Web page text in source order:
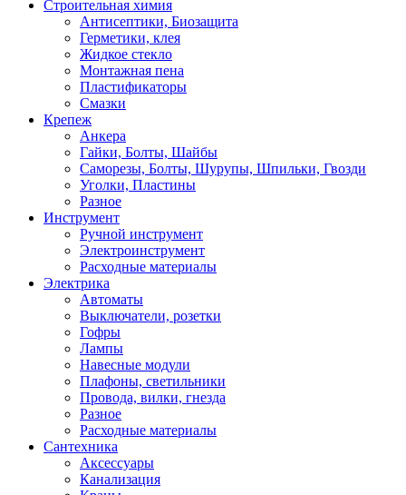
Строительная химия
Антисептики, Биозащита
Герметики, клея
Жидкое стекло
Монтажная пена
Пластификаторы
Смазки
Крепеж
Анкера
Гайки, Болты, Шайбы
Саморезы, Болты, Шурупы, Шпильки, Гвозди
Уголки, Пластины
Разное
Инструмент
Ручной инструмент
Электроинструмент
Расходные материалы
Электрика
Автоматы
Выключатели, розетки
Гофры
Лампы
Навесные модули
Плафоны, светильники
Провода, вилки, гнезда
Разное
Расходные материалы
Сантехника
Аксессуары
Канализация